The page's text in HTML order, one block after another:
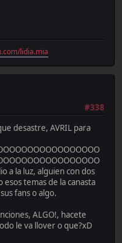
lidia.mia
#338
desastre, AVRIL para
a la luz, alguien con dos
temas de la canasta
fans o algo.
ALGO!, hacete
le va llover o que?xD